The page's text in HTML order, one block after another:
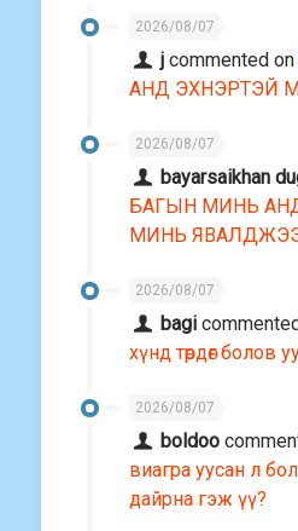
2026/08/07
j commented on
АНД ЭХНЭРТЭЙ
2026/08/07
bayarsaikhan
БАГЫН МИНЬ
МИНЬ
2026/08/07
bagi
хүнд төрдөг болов
2026/08/07
boldoo
виагра уусан л
дайрна гэж үү?